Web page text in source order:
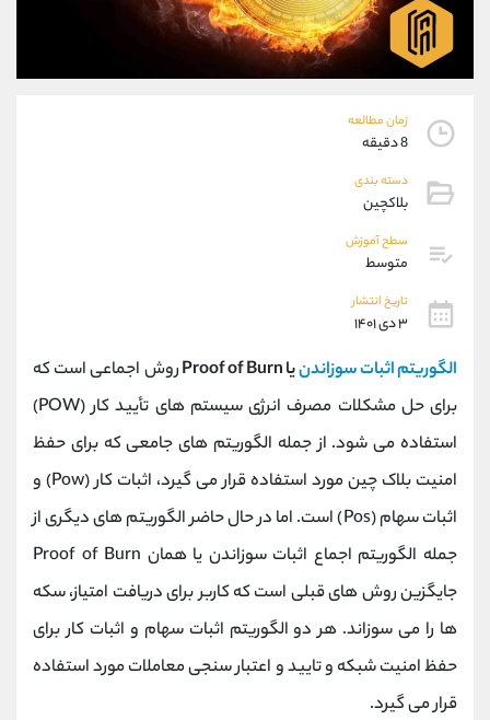
زمان مطالعه
8 دقیقه
دسته بندی
بلاکچین
سطح آموزش
متوسط
تاریخ انتشار
۳ دی ۱۴۰۱
الگوریتماثبات سوزاندنیا
روش اجماعی است که
برای حل مشکلات مصرف انرژی سیستم های تأیید کار (POW)
استفاده می شود. از جمله الگوریتم های جامعی که برای حفظ
امنیت بلاک چین مورد استفاده قرار می گیرد، اثبات کار (Pow) و
اثبات سهام (Pos) است. اما در حال حاضر الگوریتم های دیگری از
جمله الگوریتم اجماع اثبات سوزاندن یا همان Proof of Burn
جایگزین روش های قبلی است که کاربر برای دریافت امتیاز، سکه
ها را می سوزاند. هر دو الگوریتم اثبات سهام و اثبات کار برای
حفظ امنیت شبکه و تایید و اعتبار سنجی معاملات مورد استفاده
قرار می گیرد.
واتساپ
تلگرام
پشتیبان فروش
موبایل
واتساپ
داخلی
اطلاعات تماس
تلفن 021-22021030
بدون پیش شماره 90001030
اینستاگرام @alireza.mehrabii
@alirezamehrabi_com